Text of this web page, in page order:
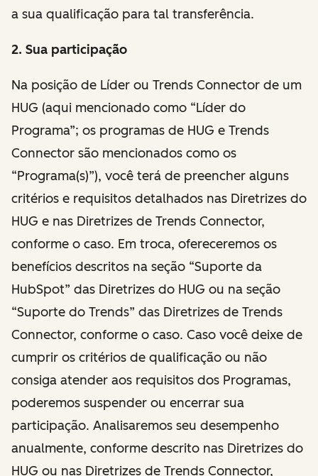
a sua qualificação para tal transferência.
2. Sua participação
Na posição de Líder ou Trends Connector de um
HUG (aqui mencionado como “Líder do
Programa”; os programas de HUG e Trends
Connector são mencionados como os
“Programa(s)”), você terá de preencher alguns
critérios e requisitos detalhados nas Diretrizes do
HUG e nas Diretrizes de Trends Connector,
conforme o caso. Em troca, ofereceremos os
benefícios descritos na seção “Suporte da
HubSpot” das Diretrizes do HUG ou na seção
“Suporte do Trends” das Diretrizes de Trends
Connector, conforme o caso. Caso você deixe de
cumprir os critérios de qualificação ou não
consiga atender aos requisitos dos Programas,
poderemos suspender ou encerrar sua
participação. Analisaremos seu desempenho
anualmente, conforme descrito nas Diretrizes do
HUG ou nas Diretrizes de Trends Connector,